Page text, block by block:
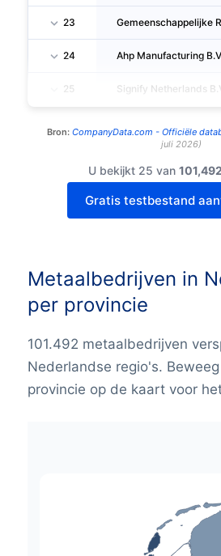
23
24 Ahp Manufacturing
25 Signify Netherlands
Bron: CompanyData.com - Officiële
juli 2026)
U bekijkt 25 van 101,492
Gratis testbestand
Metaalbedrijven in
per provincie
101.492 metaalbedrijven
Nederlandse regio's.
provincie op de kaart voor